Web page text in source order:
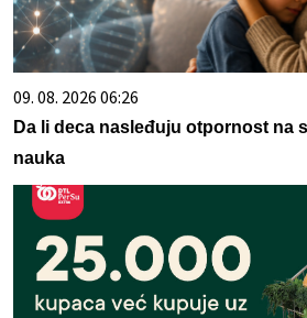
09. 08. 2026 06:26
Da li deca nasleđuju otpornost na
nauka